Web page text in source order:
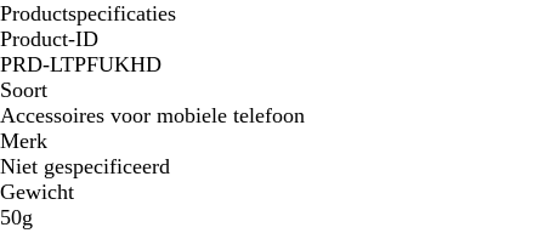
Productspecificaties
Product-ID
PRD-LTPFUKHD
Soort
Accessoires voor mobiele telefoon
Merk
Niet gespecificeerd
Gewicht
50g